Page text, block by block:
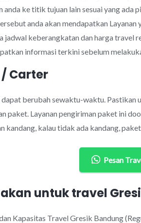
ke titik tujuan lain sesuai yang
anda akan mendapatkan
jadwal keberangkatan dan harga
informasi terkini sebelum
Carter
berubah sewaktu-waktu.
paket. Layanan pengiriman paket ini
kandang, kalau tidak ada kandang,
Pesan
untuk travel
Kapasitas Travel Gresik Bandung